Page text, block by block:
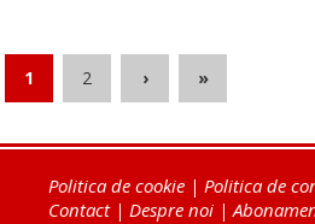
1 2 › »
Politica de cookie | Politica de
Contact| Despre noi |